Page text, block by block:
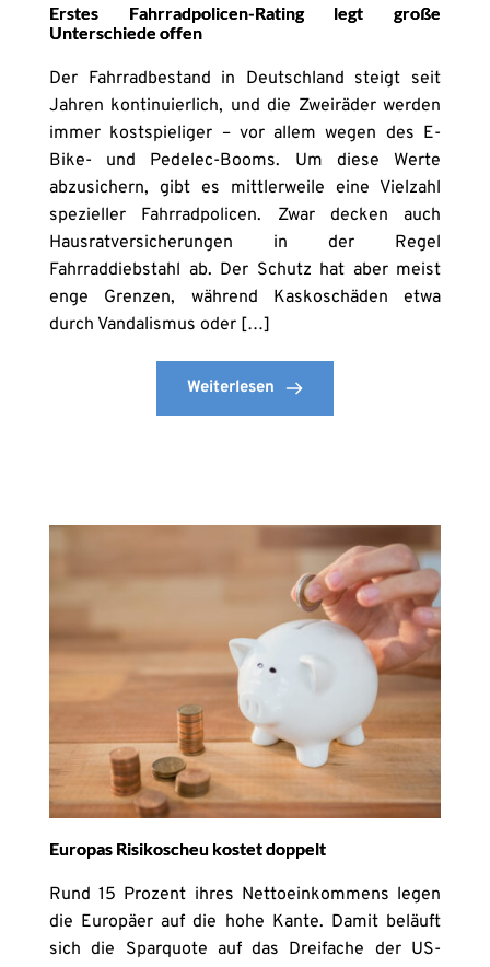
Erstes Fahrradpolicen-Rating legt große
Unterschiede offen
Der Fahrradbestand in Deutschland steigt seit
Jahren kontinuierlich, und die Zweiräder werden
immer kostspieliger – vor allem wegen des E-
Bike- und Pedelec-Booms. Um diese Werte
abzusichern, gibt es mittlerweile eine Vielzahl
spezieller Fahrradpolicen. Zwar decken auch
Hausratversicherungen in der Regel
Fahrraddiebstahl ab. Der Schutz hat aber meist
enge Grenzen, während Kaskoschäden etwa
durch Vandalismus oder […]
Weiterlesen
Europas Risikoscheu kostet doppelt
Rund 15 Prozent ihres Nettoeinkommens legen
die Europäer auf die hohe Kante. Damit beläuft
sich die Sparquote auf das Dreifache der US-